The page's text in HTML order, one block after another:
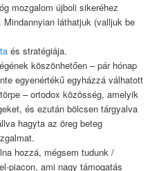
mozgalom újboli sikeréhez
láthatjuk (valljuk be
és stratégiája.
köszönhetően – pár hónap
egyenértékű egyházzá válhatott
– ortodox közösség, amelyik
és ezután bölcsen tárgyalva
hagyta az öreg beteg
hozzá, mégsem tudunk /
piacon, ami nagy támogatás